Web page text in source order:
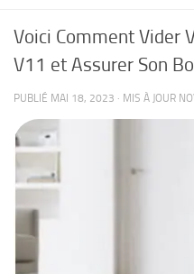
Voici Comment Vider
V11 et Assurer Son
PUBLIÉ MAI 18, 2023 · MIS À JOUR